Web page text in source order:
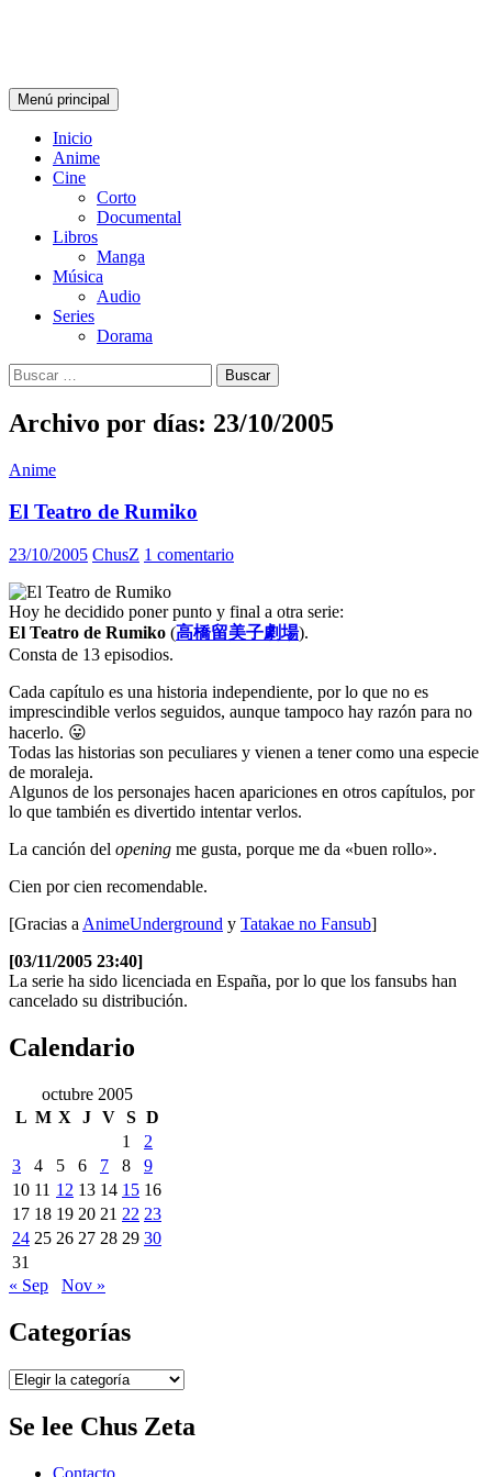
Buscar
Menú principal
Inicio
Anime
Cine
Corto
Documental
Libros
Manga
Música
Audio
Series
Dorama
Buscar:
Archivo por días: 23/10/2005
Anime
El Teatro de Rumiko
23/10/2005 ChusZ 1 comentario
Hoy he decidido poner punto y final a otra serie:
El Teatro de Rumiko (高橋留美子劇場).
Consta de 13 episodios.
Cada capítulo es una historia independiente, por lo que no es
imprescindible verlos seguidos, aunque tampoco hay razón para no
hacerlo. 😛
Todas las historias son peculiares y vienen a tener como una especie
de moraleja.
Algunos de los personajes hacen apariciones en otros capítulos, por
lo que también es divertido intentar verlos.
La canción del opening me gusta, porque me da «buen rollo».
Cien por cien recomendable.
[Gracias a AnimeUnderground y Tatakae no Fansub]
[03/11/2005 23:40]
La serie ha sido licenciada en España, por lo que los fansubs han
cancelado su distribución.
Calendario
octubre 2005
L M X J V S D
1
2
3
4 5 6 7 8
9
10 11 12 13 14 15 16
17 18 19 20 21 22 23
24 25 26 27 28 29 30
31
« Sep
Nov »
Categorías
Categorías
Se lee Chus Zeta
Contacto